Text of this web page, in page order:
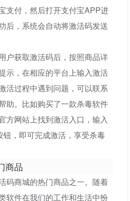
支付，然后打开支付宝APP进
后，系统会自动将激活码发送
户获取激活码后，按照商品详
示，在相应的平台上输入激活
活过程中遇到问题，可以联系
助。比如购买了一款杀毒软件
方网站上找到激活入口，输入
钮，即可完成激活，享受杀毒
商品
码商城的热门商品之一。随着
软件在我们的工作和生活中扮